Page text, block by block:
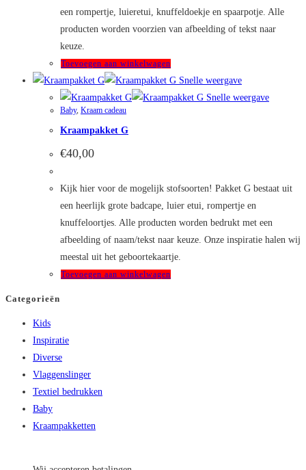
een rompertje, luieretui, knuffeldoekje en spaarpotje. Alle
producten worden voorzien van afbeelding of tekst naar
keuze.
Toevoegen aan winkelwagen
Snelle weergave
Snelle weergave
Baby, Kraam cadeau
Kraampakket G
€40,00
Kijk hier voor de mogelijk stofsoorten! Pakket G bestaat uit
een heerlijk grote badcape, luier etui, rompertje en
knuffeloortjes. Alle producten worden bedrukt met een
afbeelding of naam/tekst naar keuze. Onze inspiratie halen wij
meestal uit het geboortekaartje.
Toevoegen aan winkelwagen
Categorieën
Kids
Inspiratie
Diverse
Vlaggenslinger
Textiel bedrukken
Baby
Kraampakketten